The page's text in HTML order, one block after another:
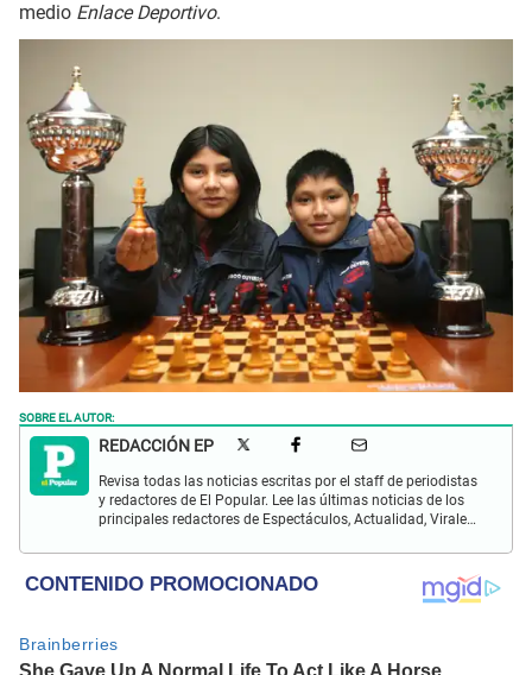
medio Enlace Deportivo.
SOBRE EL AUTOR:
REDACCIÓN EP
Revisa todas las noticias escritas por el staff de periodistas
y redactores de El Popular. Lee las últimas noticias de los
principales redactores de Espectáculos, Actualidad, Virales,